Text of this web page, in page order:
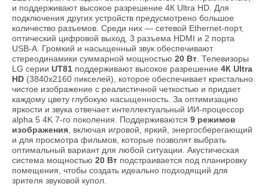
и поддерживают высокое разрешение 4К Ultra HD. Для
подключения других устройств предусмотрено большое
количество разъемов. Среди них — сетевой Ethernet-порт,
оптический цифровой выход, 3 разъема HDMI и 2 порта
USB-A. Громкий и насыщенный звук обеспечивают
стереодинамики суммарной мощностью 20 Вт. Телевизоры
LG серии UT81 поддерживают высокое разрешение 4К Ultra
HD (3840x2160 пикселей), которое обеспечивает кристально
чистое изображение с реалистичной четкостью и придает
каждому цвету глубокую насыщенность. За оптимизацию
яркости и звука отвечает интеллектуальный ИИ-процессор
alpha 5 4K 7-го поколения. Поддерживаются 9 режимов
изображения, включая игровой, яркий, энергосберегающий
и для просмотра фильмов, которые позволят выбрать
оптимальный вариант для любой ситуации. Акустическая
система мощностью 20 Вт подстраивается под планировку
помещения, чтобы создать идеально подходящий для
зрителя звуковой купол.